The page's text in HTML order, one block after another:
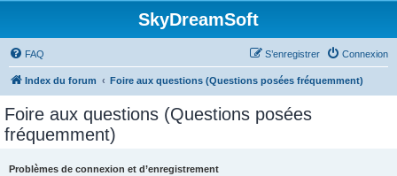
SkyDreamSoft
FAQ Connexion
S’enregistrer
Index du forum Foire aux questions (Questions posées fréquemment)
Foire aux questions (Questions posées
fréquemment)
Problèmes de connexion et d’enregistrement